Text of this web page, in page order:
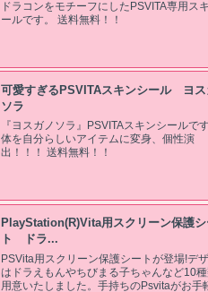
ドラコンをモチーフにしたPSVITA専用ス
ールです。 送料無料！！
可愛すぎるPSVITAスキンシール ヨス
ソラ
『ヨスガノソラ』PSVITAスキンシールで
体を自分らしいアイテムに変身、個性演
出！！！ 送料無料！！
PlayStation(R)Vita用スクリーン保護
ト ドラ...
PSVita用スクリーン保護シートが登場!デ
はドラえもんやちびまる子ちゃんなど10
用意いたしました。手持ちのPsvitaがお手